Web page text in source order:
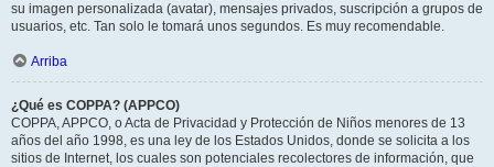
su imagen personalizada (avatar), mensajes privados, suscripción a grupos de
usuarios, etc. Tan solo le tomará unos segundos. Es muy recomendable.
Arriba
¿Qué es COPPA? (APPCO)
COPPA, APPCO, o Acta de Privacidad y Protección de Niños menores de 13
años del año 1998, es una ley de los Estados Unidos, donde se solicita a los
sitios de Internet, los cuales son potenciales recolectores de información, que